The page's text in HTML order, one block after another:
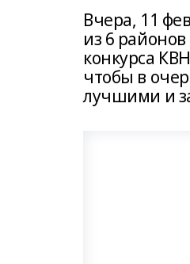
Вчера, 11
из 6
конкурса
чтобы в
лучшими и